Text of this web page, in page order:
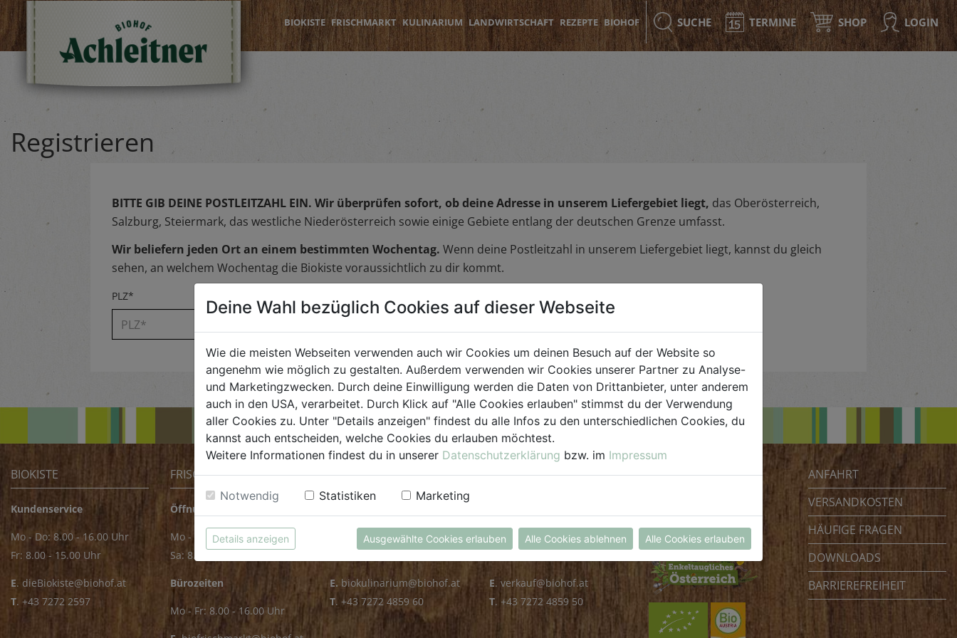
BIOKISTE FRISCHMARKT KULINARIUM LANDWIRTSCHAFT REZEPTE BIOHOF SUCHE TERMINE SHOP LOGIN
Registrieren
BITTE GIB DEINE POSTLEITZAHL EIN. Wir überprüfen sofort, ob deine Adresse in unserem Liefergebiet liegt, das Oberösterreich,
Salzburg, Steiermark, das westliche Niederösterreich sowie einige Gebiete entlang der deutschen Grenze umfasst.
Wir beliefern jeden Ort an einem bestimmten Wochentag. Wenn deine Postleitzahl in unserem Liefergebiet liegt, kannst du gleich
sehen, an welchem Wochentag die Biokiste voraussichtlich zu dir kommt.
PLZ*
BIOKISTE
Kundenservice
Mo - Do: 8.00 - 16.00 Uhr
Fr: 8.00 - 15.00 Uhr
E. dieBiokiste@biohof.at
T. +43 7272 2597
FRISCHMARKT
Öffnungszeiten
Mo - Fr: 8.00 - 18.00 Uhr
Sa: 8.00 - 14.00 Uhr
Bürozeiten
Mo - Fr: 8.00 - 16.00 Uhr
KULINARIUM
Mo - Fr: 8.00 - 14.30 Uhr
E. biokulinarium@biohof.at
T. +43 7272 4859 60
GROSSHANDEL
Mo - Do: 8.00 - 16.00 Uhr
E. verkauf@biohof.at
T. +43 7272 4859 50
Biohof Achleitner
4070 Eferding
Österreich
ANFAHRT
VERSANDKOSTEN
HÄUFIGE FRAGEN
DOWNLOADS
BARRIEREFREIHEIT
Deine Wahl bezüglich Cookies auf dieser Webseite
Wie die meisten Webseiten verwenden auch wir Cookies um deinen Besuch auf der Website so
angenehm wie möglich zu gestalten. Außerdem verwenden wir Cookies unserer Partner zu Analyse-
und Marketingzwecken. Durch deine Einwilligung werden die Daten von Drittanbieter, unter anderem
auch in den USA, verarbeitet. Durch Klick auf "Alle Cookies erlauben" stimmst du der Verwendung
aller Cookies zu. Unter "Details anzeigen" findest du alle Infos zu den unterschiedlichen Cookies, du
kannst auch entscheiden, welche Cookies du erlauben möchtest.
Weitere Informationen findest du in unserer Datenschutzerklärung bzw. im Impressum
Notwendig Statistiken Marketing
Details anzeigen Ausgewählte Cookies erlauben Alle Cookies ablehnen Alle Cookies erlauben